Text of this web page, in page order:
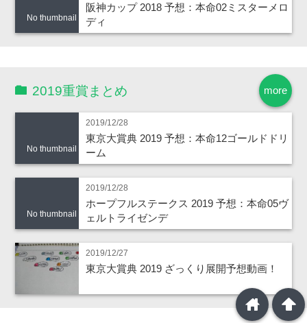
No thumbnail
阪神カップ 2018 予想：本命02ミスターメロ
ディ
more
2019重賞まとめ
No thumbnail
2019/12/28
東京大賞典 2019 予想：本命12ゴールドドリ
ーム
No thumbnail
2019/12/28
ホープフルステークス 2019 予想：本命05ヴ
ェルトライゼンデ
2019/12/27
東京大賞典 2019 ざっくり展開予想動画！
arrowup
home